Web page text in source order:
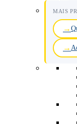
MAIS